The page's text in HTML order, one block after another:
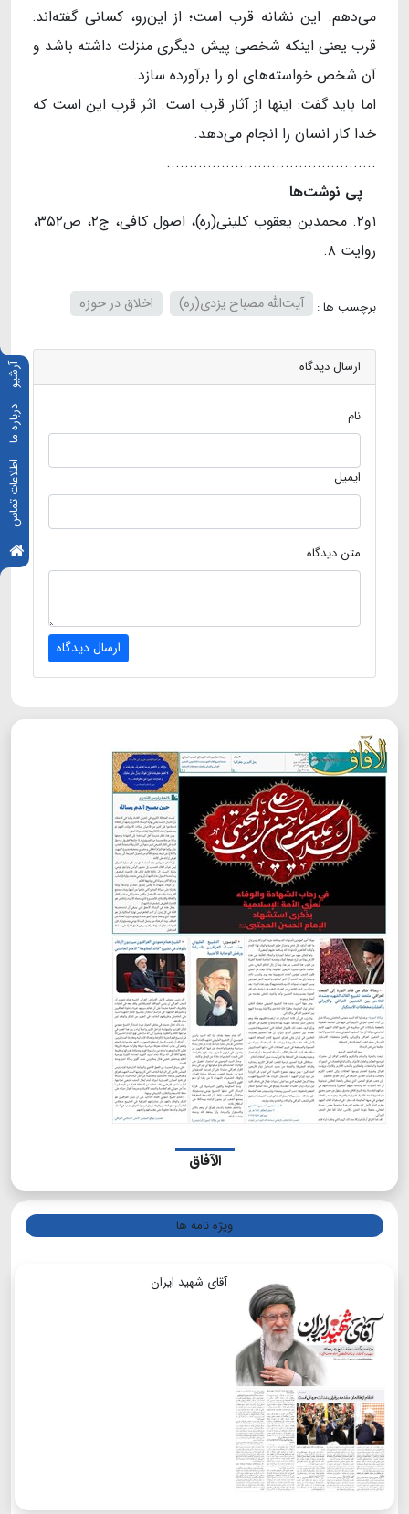
آرشیو
درباره ما
اطلاعات تماس
می‌دهم. این نشانه قرب است؛ از این‌رو، کسانی گفته‌اند:
قرب یعنی اینکه شخصی پیش دیگری منزلت داشته باشد و
آن شخص خواسته‌های او را برآورده سازد.
اما باید گفت: اینها از آثار قرب است. اثر قرب این است که
خدا کار انسان را انجام می‌دهد.
..............................................
پی نوشتها
۱و۲. محمدبن یعقوب کلینی(ره)، اصول کافی، ج۲، ص۳۵۲،
روایت ۸.
برچسب ها : آیت‌الله مصباح یزدی(ره) اخلاق در حوزه
ارسال دیدگاه
نام
ایمیل
متن دیدگاه
ارسال دیدگاه
الآفاق
ویژه نامه ها
آقای شهید ایران